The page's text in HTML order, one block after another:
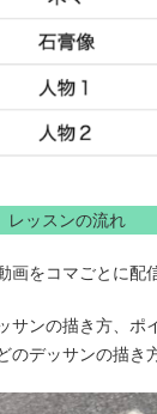
レッスンの流れ
をコマごとに配
ンの描き方、ポ
デッサンの描き